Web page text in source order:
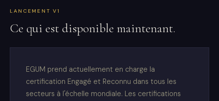
LANCEMENT V1
Ce qui est disponible maintenant.
EGUM prend actuellement en charge la
certification Engagé et Reconnu dans tous les
secteurs à l'échelle mondiale. Les certifications